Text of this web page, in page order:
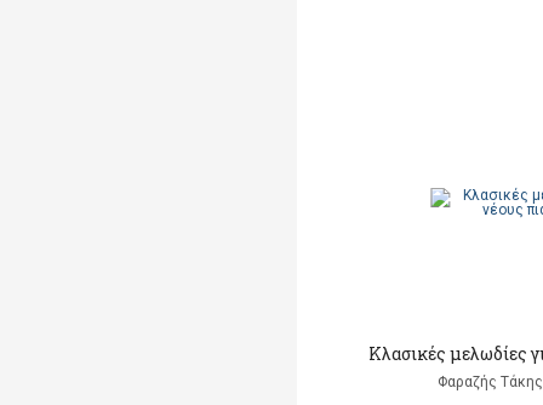
Κλασικές μελωδίες
Φαραζής